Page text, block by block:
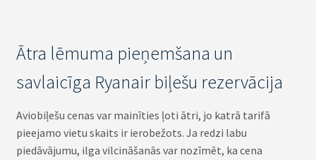
Ātra lēmuma pieņemšana un
savlaicīga Ryanair biļešu rezervācija
Aviobiļešu cenas var mainīties ļoti ātri, jo katrā tarifā
pieejamo vietu skaits ir ierobežots. Ja redzi labu
piedāvājumu, ilga vilcināšanās var nozīmēt, ka cena